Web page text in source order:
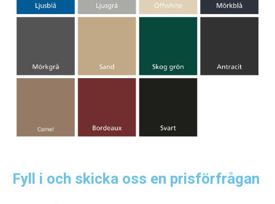
Fyll i och skicka oss en prisförfrågan